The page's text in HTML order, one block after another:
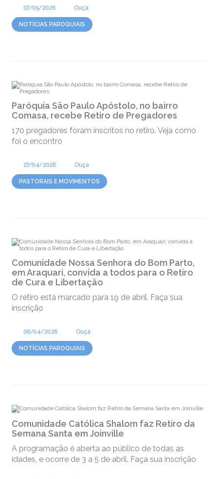
07/05/2026 Ouça
NOTÍCIAS PAROQUIAIS
Paróquia São Paulo Apóstolo, no bairro
Comasa, recebe Retiro de Pregadores
170 pregadores foram inscritos no retiro. Veja como
foi o encontro
27/04/2026 Ouça
PASTORAIS E MOVIMENTOS
Comunidade Nossa Senhora do Bom Parto,
em Araquari, convida a todos para o Retiro
de Cura e Libertação
O retiro está marcado para 19 de abril. Faça sua
inscrição
06/04/2026 Ouça
NOTÍCIAS PAROQUIAIS
Comunidade Católica Shalom faz Retiro da
Semana Santa em Joinville
A programação é aberta ao público de todas as
idades, e ocorre de 3 a 5 de abril. Faça sua inscrição